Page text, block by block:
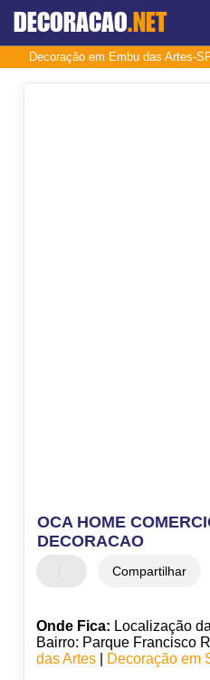
DECORACAO.NET
Decoração em Embu das Artes-
OCA HOME
DECORACAO
Compartilhar
Onde Fica: Localização
Bairro: Parque Francisco
das Artes|
Decoração em